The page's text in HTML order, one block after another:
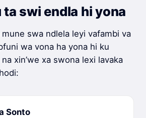
ta swi endla hi yona
swa ndlela leyi vafambi va
wa vona ha yona hi ku
xin’we xa swona lexi lavaka
Sonto